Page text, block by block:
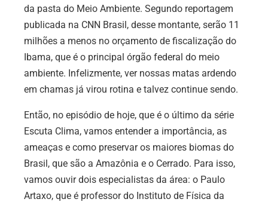
da pasta do Meio Ambiente. Segundo reportagem
publicada na CNN Brasil, desse montante, serão 11
milhões a menos no orçamento de fiscalização do
Ibama, que é o principal órgão federal do meio
ambiente. Infelizmente, ver nossas matas ardendo
em chamas já virou rotina e talvez continue sendo.
Então, no episódio de hoje, que é o último da série
Escuta Clima, vamos entender a importância, as
ameaças e como preservar os maiores biomas do
Brasil, que são a Amazônia e o Cerrado. Para isso,
vamos ouvir dois especialistas da área: o Paulo
Artaxo, que é professor do Instituto de Física da